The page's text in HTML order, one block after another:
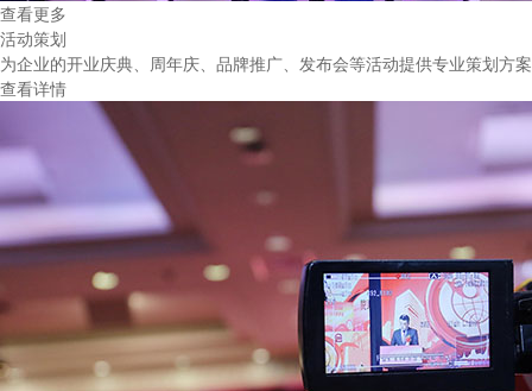
查看更多
活动策划
为企业的开业庆典、周年庆、品牌推广、发布会等活动提供专业策划方
查看详情